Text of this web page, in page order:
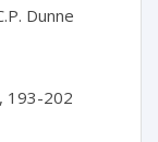
Dunne
193-202